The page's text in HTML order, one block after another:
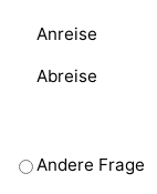
Anreise
Abreise
Andere Frage